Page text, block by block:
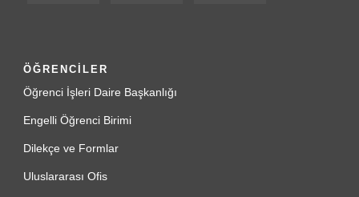
ÖĞRENCİLER
Öğrenci İşleri Daire Başkanlığı
Engelli Öğrenci Birimi
Dilekçe ve Formlar
Uluslararası Ofis